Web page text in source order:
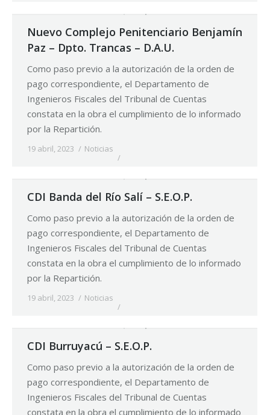
Nuevo Complejo Penitenciario Benjamín
Paz – Dpto. Trancas – D.A.U.
Como paso previo a la autorización de la orden de
pago correspondiente, el Departamento de
Ingenieros Fiscales del Tribunal de Cuentas
constata en la obra el cumplimiento de lo informado
por la Repartición.
19 abril, 2023 Noticias
CDI Banda del Río Salí – S.E.O.P.
Como paso previo a la autorización de la orden de
pago correspondiente, el Departamento de
Ingenieros Fiscales del Tribunal de Cuentas
constata en la obra el cumplimiento de lo informado
por la Repartición.
19 abril, 2023 Noticias
CDI Burruyacú – S.E.O.P.
Como paso previo a la autorización de la orden de
pago correspondiente, el Departamento de
Ingenieros Fiscales del Tribunal de Cuentas
constata en la obra el cumplimiento de lo informado